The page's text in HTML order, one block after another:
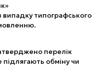
типографського
перелік
підлягають обміну чи